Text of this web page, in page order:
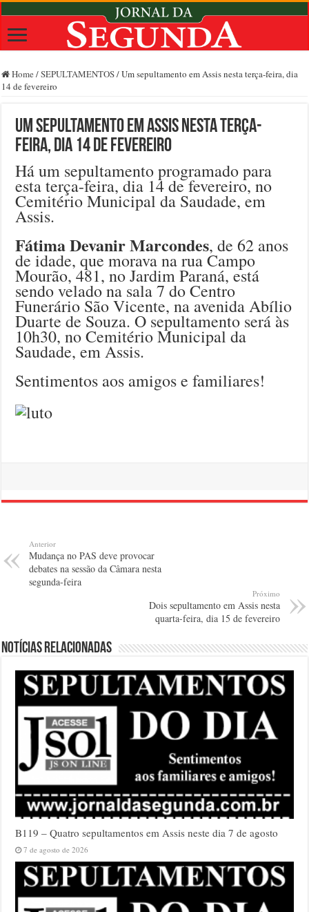
Home /SEPULTAMENTOS/Um sepultamento em Assis nesta terça-feira, dia
14 de fevereiro
Um sepultamento em Assis nesta terça-
feira, dia 14 de fevereiro
Há um sepultamento programado para
esta terça-feira, dia 14 de fevereiro, no
Cemitério Municipal da Saudade, em
Assis.
Fátima Devanir Marcondes, de 62 anos
de idade, que morava na rua Campo
Mourão, 481, no Jardim Paraná, está
sendo velado na sala 7 do Centro
Funerário São Vicente, na avenida Abílio
Duarte de Souza. O sepultamento será às
10h30, no Cemitério Municipal da
Saudade, em Assis.
Sentimentos aos amigos e familiares!
Anterior
Mudança no PAS deve provocar
debates na sessão da Câmara nesta
segunda-feira
Próximo
Dois sepultamento em Assis nesta
quarta-feira, dia 15 de fevereiro
Notícias relacionadas
B119 – Quatro sepultamentos em Assis neste dia 7 de agosto
7 de agosto de 2026